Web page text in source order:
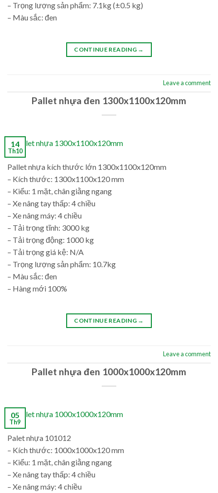
– Trọng lượng sản phẩm: 7.1kg (±0.5 kg)
– Màu sắc: đen
CONTINUE READING →
Leave a comment
Pallet nhựa đen 1300x1100x120mm
14
Th10
Pallet nhựa kích thước lớn 1300x1100x120mm
– Kích thước: 1300x1100x120 mm
– Kiểu: 1 mặt, chân giằng ngang
– Xe nâng tay thấp: 4 chiều
– Xe nâng máy: 4 chiều
– Tải trọng tĩnh: 3000 kg
– Tải trọng động: 1000 kg
– Tải trọng giá kệ: N/A
– Trọng lượng sản phẩm: 10.7kg
– Màu sắc: đen
– Hàng mới 100%
CONTINUE READING →
Leave a comment
Pallet nhựa đen 1000x1000x120mm
05
Th9
Palet nhựa 101012
– Kích thước: 1000x1000x120 mm
– Kiểu: 1 mặt, chân giằng ngang
– Xe nâng tay thấp: 4 chiều
– Xe nâng máy: 4 chiều